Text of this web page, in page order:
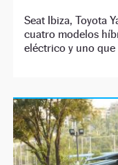
Seat Ibiza, Toyota
cuatro modelos
eléctrico y uno